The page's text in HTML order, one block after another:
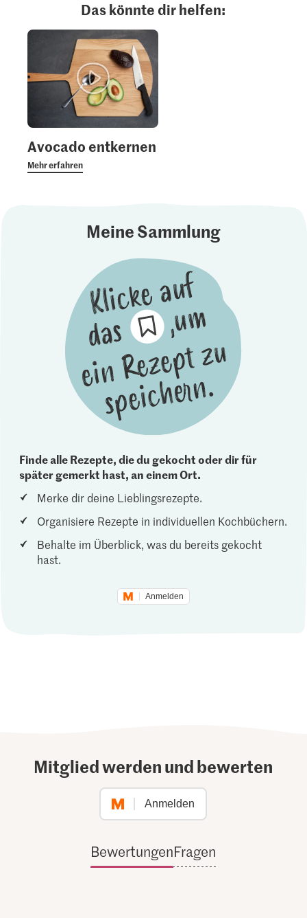
Das könnte dir helfen:
Avocado entkernen
Mehr erfahren
Meine Sammlung
Finde alle Rezepte, die du gekocht oder dir für
später gemerkt hast, an einem Ort.
Merke dir deine Lieblingsrezepte.
Organisiere Rezepte in individuellen Kochbüchern.
Behalte im Überblick, was du bereits gekocht
hast.
Anmelden
Mitglied werden und bewerten
Anmelden
BewertungenFragen